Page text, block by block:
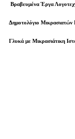
Βραβευµένα Έργα
Δημοτολόγιο
Γλυκά με Μικρασιάτικη